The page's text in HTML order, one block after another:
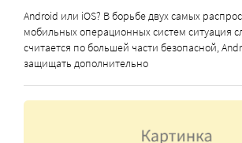
Android или iOS? В борьбе двух самых
мобильных операционных систем ситуация
считается по большей части безопасной,
защищать дополнительно